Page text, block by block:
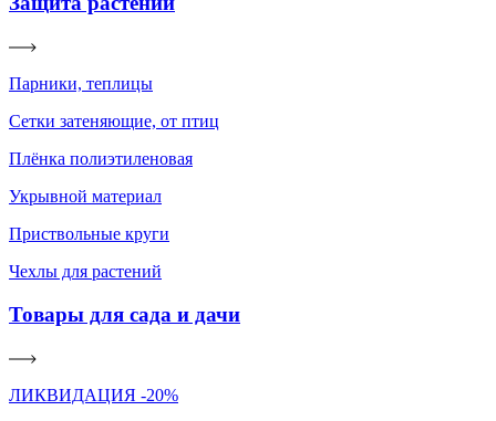
Парники, теплицы
Сетки затеняющие, от птиц
Плёнка полиэтиленовая
Укрывной материал
Приствольные круги
Чехлы для растений
Товары для сада и дачи
ЛИКВИДАЦИЯ -20%